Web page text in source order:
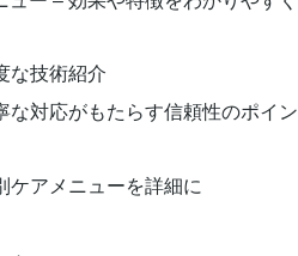
な技術紹介
な対応がもたらす信頼性のポイン
ケアメニューを詳細に